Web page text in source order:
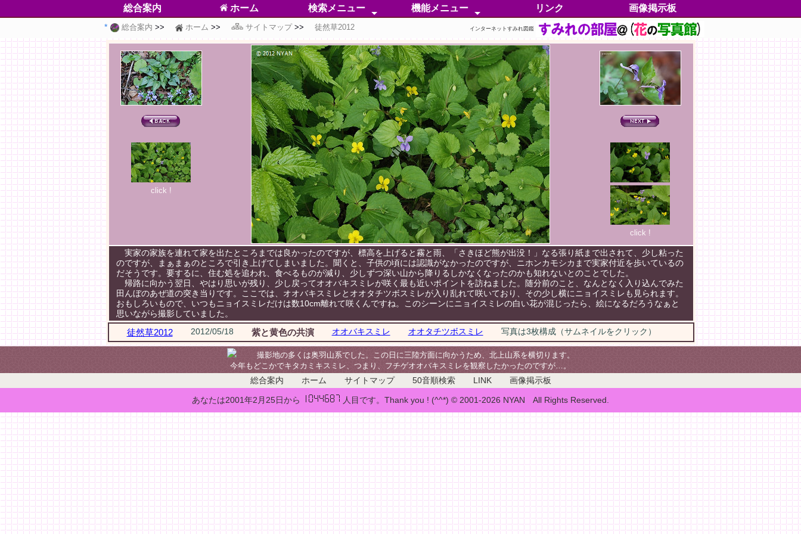
総合案内 ホーム 検索メニュー
50音順検索
分 類 検 索
無 茎 種
有 茎 種
外 国 種
自然交雑種
人工交配種
同定困惑中
色彩別検索
芳香属性分類
検索ポイント
機能メニュー
すみれの分類
分類一覧
学名一覧
別名一覧
絶滅危惧種
五十歩百歩
各地のすみれ
垂直分布
水平分布
イベント情報
書籍雑誌情報
よもやま情報
各部の名称
すみれグッズ
すみれの種子
すみれの切手
高尾山の魅力
トピックス
サイドストーリー
My動画集
出逢いたいすみれたち
徒然草25
徒然草(blog)
おねがいごと
ご協力者一覧
お客様マップ
プロファイル
更新履歴
リンク 画像掲示板
総合案内 ホーム サイトマップ 徒然草2012 インターネットすみれ図鑑
click !
click !
実家の家族を連れて家を出たところまでは良かったのですが、標高を上げると霧と雨、「さきほど熊が出没！」なる張り紙まで出されて、少し粘った
のですが、まぁまぁのところで引き上げてしまいました。聞くと、子供の頃には認識がなかったのですが、ニホンカモシカまで実家付近を歩いているの
だそうです。要するに、住む処を追われ、食べるものが減り、少しずつ深い山から降りるしかなくなったのかも知れないとのことでした。
帰路に向かう翌日、やはり思いが残り、少し戻ってオオバキスミレが咲く最も近いポイントを訪ねました。随分前のこと、なんとなく入り込んでみた
田んぼのあぜ道の突き当りです。ここでは、オオバキスミレとオオタチツボスミレが入り乱れて咲いており、その少し横にニョイスミレも見られます。
おもしろいもので、いつもニョイスミレだけは数10cm離れて咲くんですね。このシーンにニョイスミレの白い花が混じったら、絵になるだろうなぁと
思いながら撮影していました。
徒然草2012 2012/05/18 紫と黄色の共演 オオバキスミレ オオタチツボスミレ 写真は3枚構成（サムネイルをクリック）
撮影地の多くは奥羽山系でした。この日に三陸方面に向かうため、北上山系を横切ります。
今年もどこかでキタカミキスミレ、つまり、フチゲオオバキスミレを観察したかったのですが…。
総合案内 ホーム サイトマップ 50音順検索 LINK 画像掲示板
あなたは2001年2月25日から 人目です。Thank you ! (^^*) © 2001-2026 NYAN All Rights Reserved.